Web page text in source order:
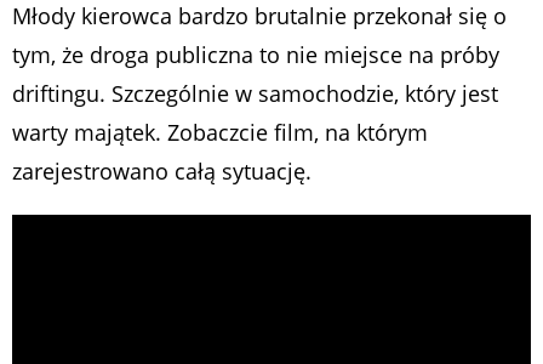
Młody kierowca bardzo brutalnie przekonał się o
tym, że droga publiczna to nie miejsce na próby
driftingu. Szczególnie w samochodzie, który jest
warty majątek. Zobaczcie film, na którym
zarejestrowano całą sytuację.